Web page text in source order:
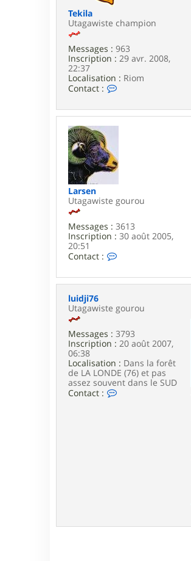
f
9
Tekila
Utagawiste champion
Messages : 963
Inscription : 29 avr. 2008,
22:37
Localisation : Riom
Contact :
t
a
r
e
i
a
Larsen
Utagawiste gourou
Messages : 3613
Inscription : 30 août 2005,
20:51
Contact :
n
t
c
t
r
L
r
s
e
luidji76
Utagawiste gourou
Messages : 3793
Inscription : 20 août 2007,
06:38
Localisation : Dans la forêt
de LA LONDE (76) et pas
assez souvent dans le SUD
Contact :
i